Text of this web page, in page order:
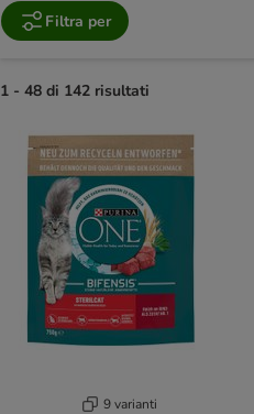
Filtra per
1 - 48 di 142 risultati
9 varianti